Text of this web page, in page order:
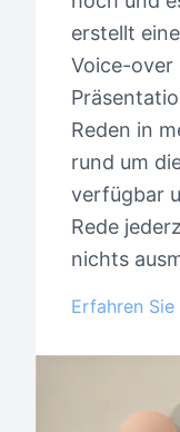
erstellt
Voice-over
Reden in
rund um
verfügbar
Rede
nichts
Erfahren